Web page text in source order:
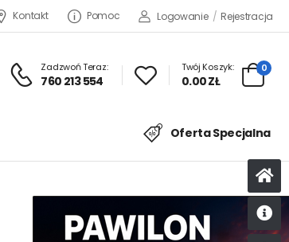
Kontakt Pomoc Logowanie / Rejestracja
Zadzwoń Teraz:
760 213 554
Twój Koszyk:
0.00 ZŁ
0
Oferta Specjalna